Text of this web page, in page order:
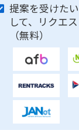
提案を受けた
して、リクエ
（無料）